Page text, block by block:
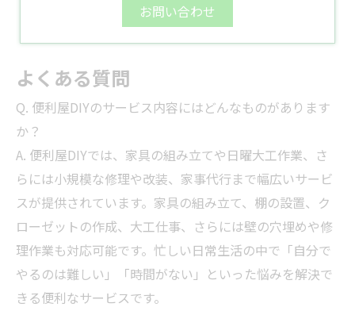
お問い合わせ
よくある質問
Q. 便利屋DIYのサービス内容にはどんなものがあります
か？
A. 便利屋DIYでは、家具の組み立てや日曜大工作業、さ
らには小規模な修理や改装、家事代行まで幅広いサービ
スが提供されています。家具の組み立て、棚の設置、ク
ローゼットの作成、大工仕事、さらには壁の穴埋めや修
理作業も対応可能です。忙しい日常生活の中で「自分で
やるのは難しい」「時間がない」といった悩みを解決で
きる便利なサービスです。